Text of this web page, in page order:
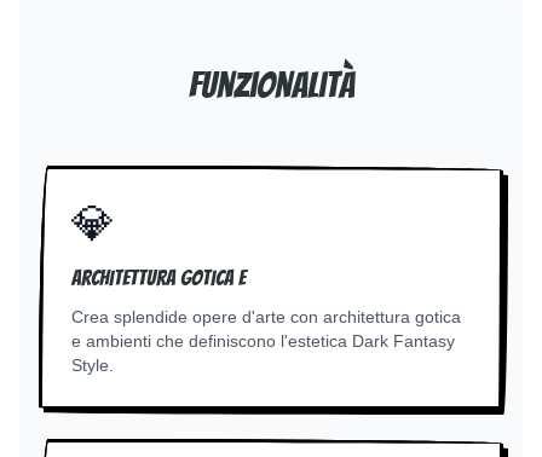
Funzionalità
💎
Architettura gotica e
Crea splendide opere d'arte con architettura gotica
e ambienti che definiscono l'estetica Dark Fantasy
Style.